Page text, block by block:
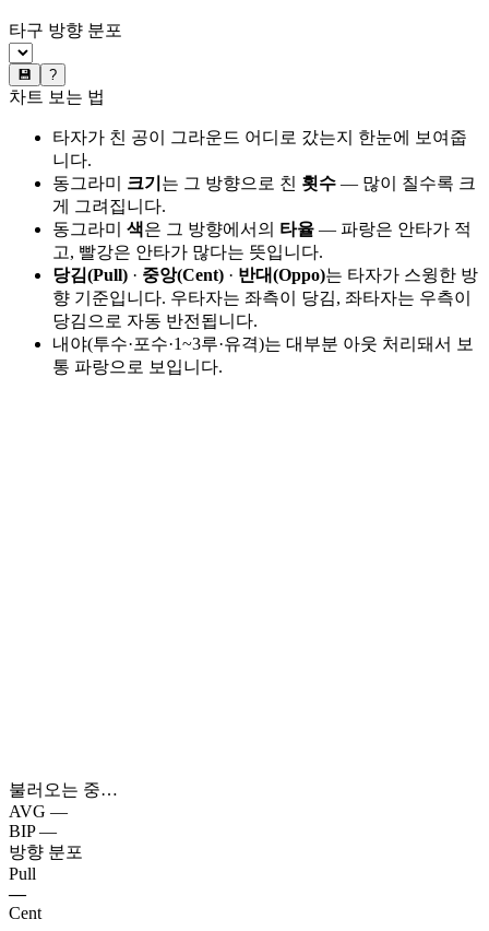
타구 방향 분포
💾 ?
차트 보는 법
타자가 친 공이 그라운드 어디로 갔는지 한눈에 보여줍
니다.
동그라미 크기 는 그 방향으로 친 횟수 — 많이 칠수록 크
게 그려집니다.
동그라미 색은 그 방향에서의 타율 — 파랑은 안타가 적
고, 빨강은 안타가 많다는 뜻입니다.
당김(Pull) · 중앙(Cent) · 반대(Oppo)는 타자가 스윙한 방
향 기준입니다. 우타자는 좌측이 당김, 좌타자는 우측이
당김으로 자동 반전됩니다.
내야(투수·포수·1~3루·유격)는 대부분 아웃 처리돼서 보
통 파랑으로 보입니다.
불러오는 중…
AVG —
BIP —
방향 분포
Pull
—
Cent